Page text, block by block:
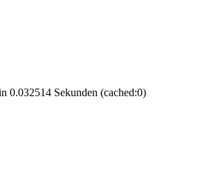
0.032514 Sekunden (cached:0)